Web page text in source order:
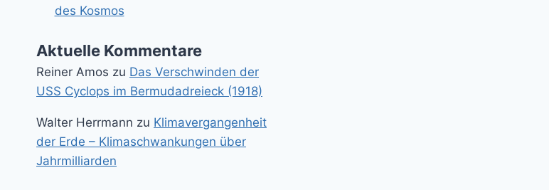
des Kosmos
Aktuelle Kommentare
Reiner Amos zu Das Verschwinden der
USS Cyclops im Bermudadreieck (1918)
Walter Herrmann zu Klimavergangenheit
der Erde – Klimaschwankungen über
Jahrmilliarden